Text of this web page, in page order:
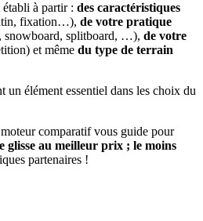
à partir : des caractéristiques
fixation…), de votre pratique
snowboard, splitboard, …), de votre
et même du type de terrain
un élément essentiel dans les choix du
comparatif vous guide pour
glisse au meilleur prix ; le moins
partenaires !